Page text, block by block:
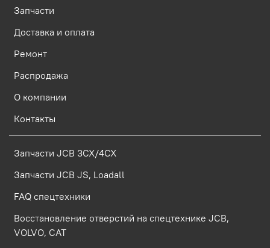
Запчасти
Доставка и оплата
Ремонт
Распродажа
О компании
Контакты
Запчасти JCB 3CX/4CX
Запчасти JCB JS, Loadall
FAQ спецтехники
Восстановление отверстий на спецтехнике JCB,
VOLVO, CAT